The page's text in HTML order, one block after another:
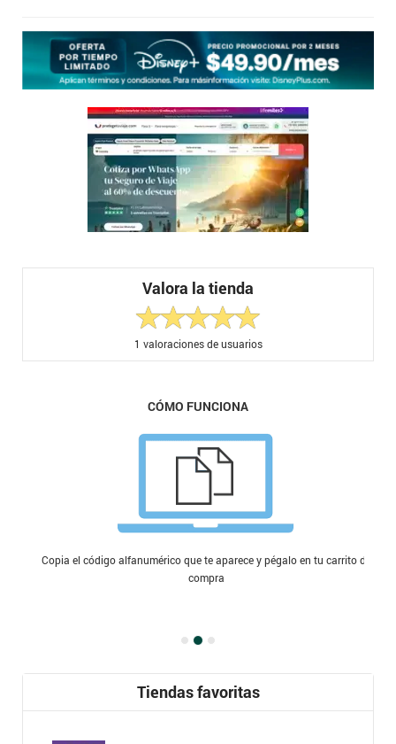
Valora la tienda
1 valoraciones de usuarios
CÓMO FUNCIONA
Copia el código alfanumérico que te aparece y pégalo en tu carrito de
compra
Tiendas favoritas